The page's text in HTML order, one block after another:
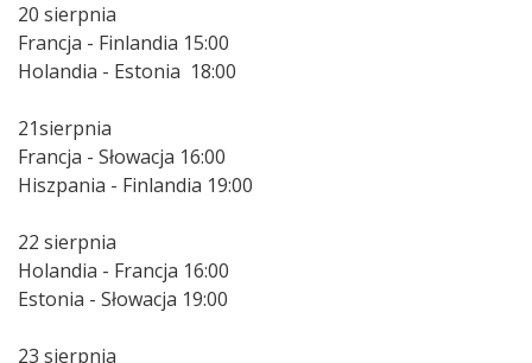
20 sierpnia
Francja - Finlandia 15:00
Holandia - Estonia 18:00
21sierpnia
Francja - Słowacja 16:00
Hiszpania - Finlandia 19:00
22 sierpnia
Holandia - Francja 16:00
Estonia - Słowacja 19:00
23 sierpnia